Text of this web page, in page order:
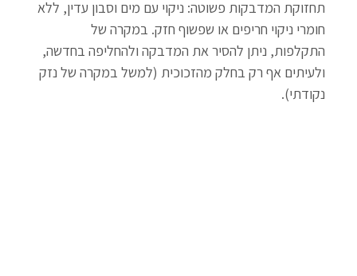
תחזוקת המדבקות פשוטה: ניקוי עם מים וסבון עדין, ללא
חומרי ניקוי חריפים או שפשוף חזק. במקרה של
התקלפות, ניתן להסיר את המדבקה ולהחליפה בחדשה,
ולעיתים אף רק בחלק מהזכוכית (למשל במקרה של נזק
נקודתי).